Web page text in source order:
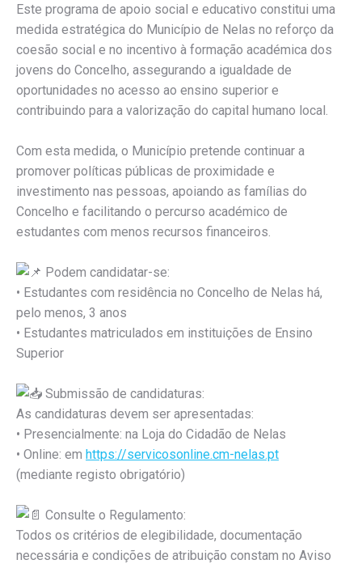
Este programa de apoio social e educativo constitui uma
medida estratégica do Município de Nelas no reforço da
coesão social e no incentivo à formação académica dos
jovens do Concelho, assegurando a igualdade de
oportunidades no acesso ao ensino superior e
contribuindo para a valorização do capital humano local.
Com esta medida, o Município pretende continuar a
promover políticas públicas de proximidade e
investimento nas pessoas, apoiando as famílias do
Concelho e facilitando o percurso académico de
estudantes com menos recursos financeiros.
Podem candidatar-se:
• Estudantes com residência no Concelho de Nelas há,
pelo menos, 3 anos
• Estudantes matriculados em instituições de Ensino
Superior
Submissão de candidaturas:
As candidaturas devem ser apresentadas:
• Presencialmente: na Loja do Cidadão de Nelas
• Online: em https://servicosonline.cm-nelas.pt
(mediante registo obrigatório)
Consulte o Regulamento:
Todos os critérios de elegibilidade, documentação
necessária e condições de atribuição constam no Aviso